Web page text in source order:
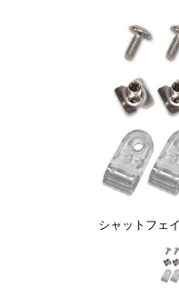
シャットフェ